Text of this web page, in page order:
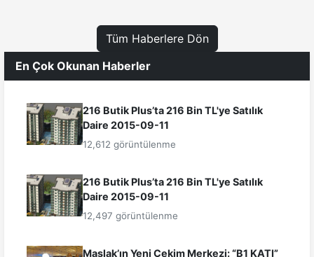
Tüm Haberlere Dön
En Çok Okunan Haberler
216 Butik Plus’ta 216 Bin TL'ye Satılık
Daire 2015-09-11
12,612 görüntülenme
216 Butik Plus’ta 216 Bin TL'ye Satılık
Daire 2015-09-11
12,497 görüntülenme
Maslak’ın Yeni Çekim Merkezi: “B1 KATI”